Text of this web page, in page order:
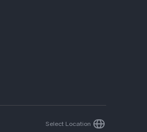
Select Location